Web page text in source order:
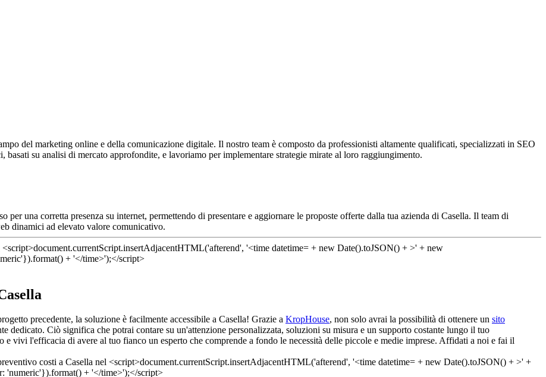
del marketing online e della comunicazione digitale. Il nostro team è composto da professionisti altamente qualificati, specializzati in SEO
su analisi di mercato approfondite, e lavoriamo per implementare strategie mirate al loro raggiungimento.
per una corretta presenza su internet, permettendo di presentare e aggiornare le proposte offerte dalla tua azienda di Casella. Il team di
dinamici ad elevato valore comunicativo.
precedente, la soluzione è facilmente accessibile a Casella! Grazie a KropHouse, non solo avrai la possibilità di ottenere un sito
dedicato. Ciò significa che potrai contare su un'attenzione personalizzata, soluzioni su misura e un supporto costante lungo il tuo
e vivi l'efficacia di avere al tuo fianco un esperto che comprende a fondo le necessità delle piccole e medie imprese. Affidati a noi e fai il